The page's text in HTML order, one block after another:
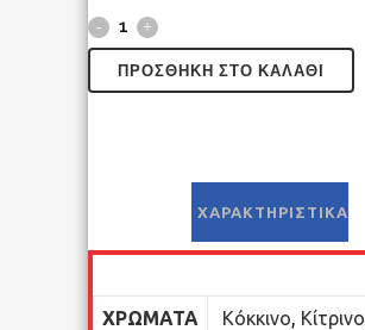
ΠΡΟΣΘΉΚΗ ΣΤΟ ΚΑΛΆΘΙ
ΧΑΡΑΚΤΗΡΙΣΤΙΚΆ
ΧΡΏΜΑΤΑ Κόκκινο, Κίτρινο